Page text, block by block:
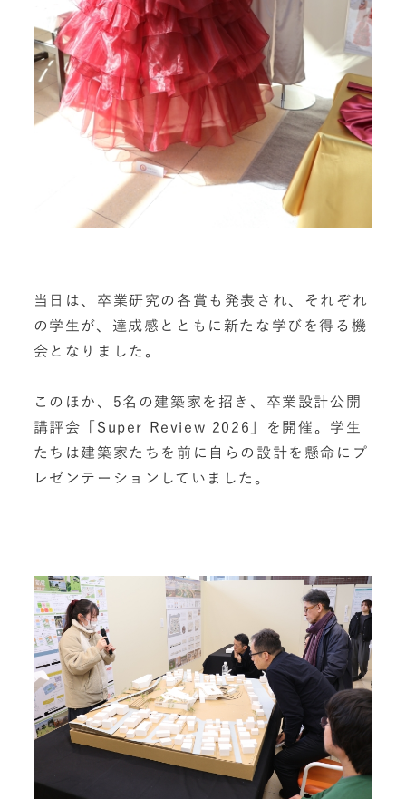
当日は、卒業研究の各賞も発表され、それぞれ
の学生が、達成感とともに新たな学びを得る機
会となりました。
このほか、5名の建築家を招き、卒業設計公開
講評会「Super Review 2026」を開催。学生
たちは建築家たちを前に自らの設計を懸命にプ
レゼンテーションしていました。